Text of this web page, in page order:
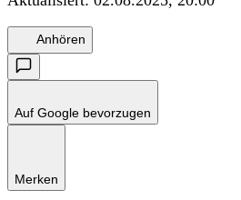
Anhören
Auf Google bevorzugen
Merken